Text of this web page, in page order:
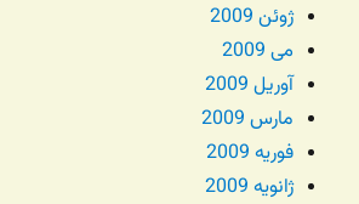
ژوئن 2009
می 2009
آوریل 2009
مارس 2009
فوریه 2009
ژانویه 2009